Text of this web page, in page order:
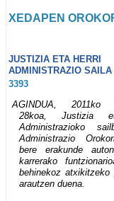
XEDAPEN
JUSTIZIA ETA HERRI
ADMINISTRAZIO SAILA
3393
AGINDUA, 2011ko
28koa, Justizia
Administrazioko
Administrazio
bere erakunde
karrerako
behinekoz atxikitzeko
arautzen duena.